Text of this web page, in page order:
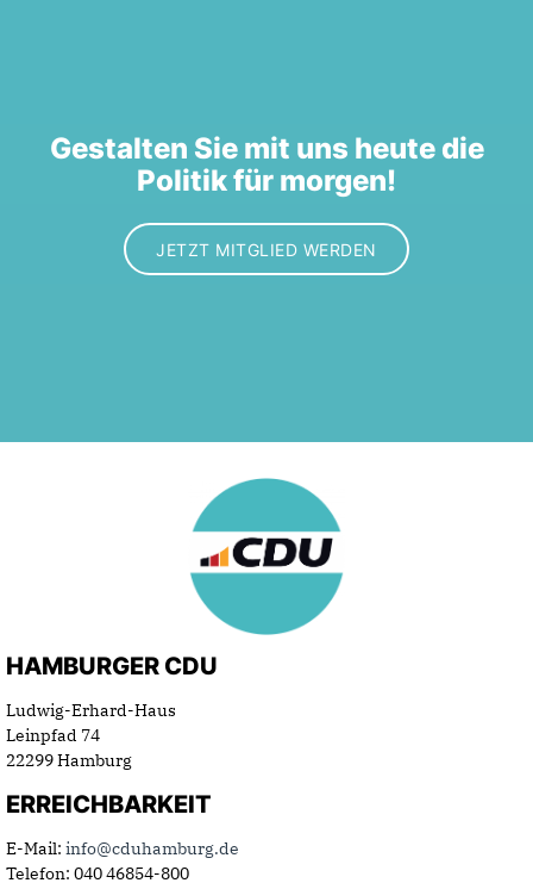
Gestalten Sie mit uns heute die
Politik für morgen!
JETZT MITGLIED WERDEN
HAMBURGER CDU
Ludwig-Erhard-Haus
Leinpfad 74
22299 Hamburg
ERREICHBARKEIT
E-Mail: info@cduhamburg.de
Telefon: 040 46854-800